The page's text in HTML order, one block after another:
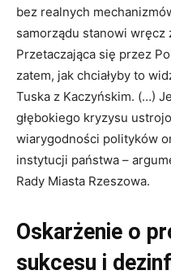
bez realnych
samorządu stanowi
Przetaczająca się przez
zatem, jak chciałyby to
Tuska z Kaczyńskim. (…)
głębokiego kryzysu
wiarygodności polityków
instytucji państwa –
Rady Miasta Rzeszowa.
Oskarżenie o
sukcesu i